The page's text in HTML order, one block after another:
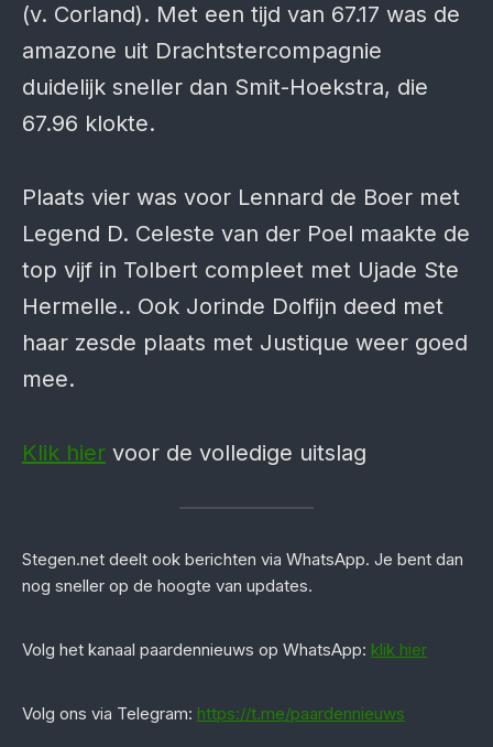
(v. Corland). Met een tijd van 67.17 was de
amazone uit Drachtstercompagnie
duidelijk sneller dan Smit-Hoekstra, die
67.96 klokte.
Plaats vier was voor Lennard de Boer met
Legend D. Celeste van der Poel maakte de
top vijf in Tolbert compleet met Ujade Ste
Hermelle.. Ook Jorinde Dolfijn deed met
haar zesde plaats met Justique weer goed
mee.
Klik hier voor de volledige uitslag
Stegen.net deelt ook berichten via WhatsApp. Je bent dan
nog sneller op de hoogte van updates.
‎Volg het kanaal paardennieuws op WhatsApp: klik hier
Volg ons via Telegram: https://t.me/paardennieuws